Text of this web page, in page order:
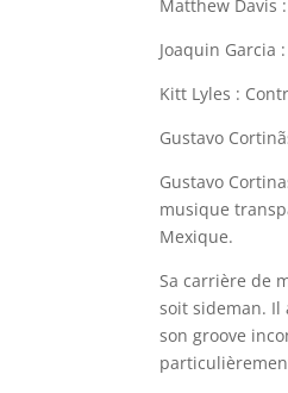
Matthew Davis
Joaquin Garcia
Kitt Lyles :
Gustavo
Gustavo
musique
Mexique.
Sa carrière de
soit sideman. Il
son groove